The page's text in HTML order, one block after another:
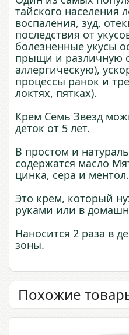
тайского населения
воспаления, зуд,
последствия от
болезненные укусы
прыщи и различную
аллергическую),
процессы ранок и
локтях, пятках).
Крем Семь Звезд
деток от 5 лет.
В простом и
содержатся масло
цинка, сера и ментол.
Это крем, который
руками или в
Наносится 2 раза в
зоны.
Похожие